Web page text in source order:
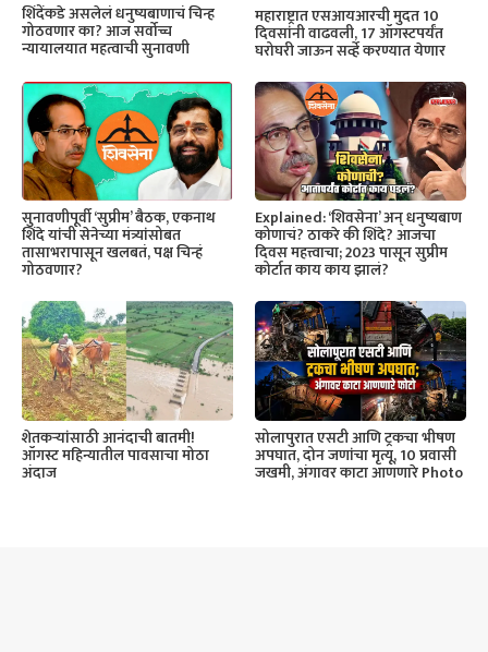
शिंदेंकडे असलेलं धनुष्यबाणाचं चिन्ह
गोठवणार का? आज सर्वोच्च
न्यायालयात महत्वाची सुनावणी
महाराष्ट्रात एसआयआरची मुदत 10
दिवसांनी वाढवली, 17 ऑगस्टपर्यंत
घरोघरी जाऊन सर्व्हे करण्यात येणार
सुनावणीपूर्वी ‘सुप्रीम’ बैठक, एकनाथ
शिंदे यांची सेनेच्या मंत्र्यांसोबत
तासाभरापासून खलबतं, पक्ष चिन्हं
गोठवणार?
Explained: ‘शिवसेना’ अन् धनुष्यबाण
कोणाचं? ठाकरे की शिंदे? आजचा
दिवस महत्त्वाचा; 2023 पासून सुप्रीम
कोर्टात काय काय झालं?
शेतकऱ्यांसाठी आनंदाची बातमी!
ऑगस्ट महिन्यातील पावसाचा मोठा
अंदाज
सोलापुरात एसटी आणि ट्रकचा भीषण
अपघात, दोन जणांचा मृत्यू, 10 प्रवासी
जखमी, अंगावर काटा आणणारे Photo